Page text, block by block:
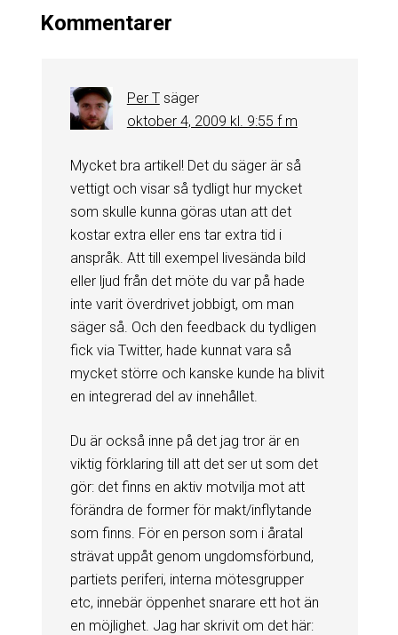
Kommentarer
Per T säger
oktober 4, 2009 kl. 9:55 f m
Mycket bra artikel! Det du säger är så
vettigt och visar så tydligt hur mycket
som skulle kunna göras utan att det
kostar extra eller ens tar extra tid i
anspråk. Att till exempel livesända bild
eller ljud från det möte du var på hade
inte varit överdrivet jobbigt, om man
säger så. Och den feedback du tydligen
fick via Twitter, hade kunnat vara så
mycket större och kanske kunde ha blivit
en integrerad del av innehållet.
Du är också inne på det jag tror är en
viktig förklaring till att det ser ut som det
gör: det finns en aktiv motvilja mot att
förändra de former för makt/inflytande
som finns. För en person som i åratal
strävat uppåt genom ungdomsförbund,
partiets periferi, interna mötesgrupper
etc, innebär öppenhet snarare ett hot än
en möjlighet. Jag har skrivit om det här: